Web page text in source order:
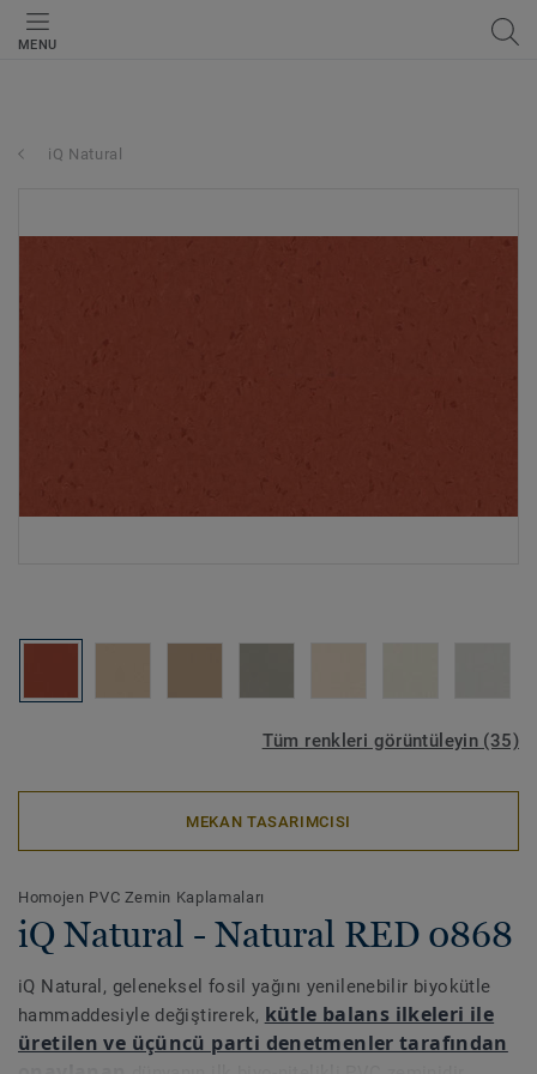
MENU
iQ Natural
Tüm renkleri görüntüleyin (35)
MEKAN TASARIMCISI
Homojen PVC Zemin Kaplamaları
iQ Natural - Natural RED 0868
iQ Natural, geleneksel fosil yağını yenilenebilir biyokütle
hammaddesiyle değiştirerek, kütle balans ilkeleri ile
üretilen ve üçüncü parti denetmenler tarafından